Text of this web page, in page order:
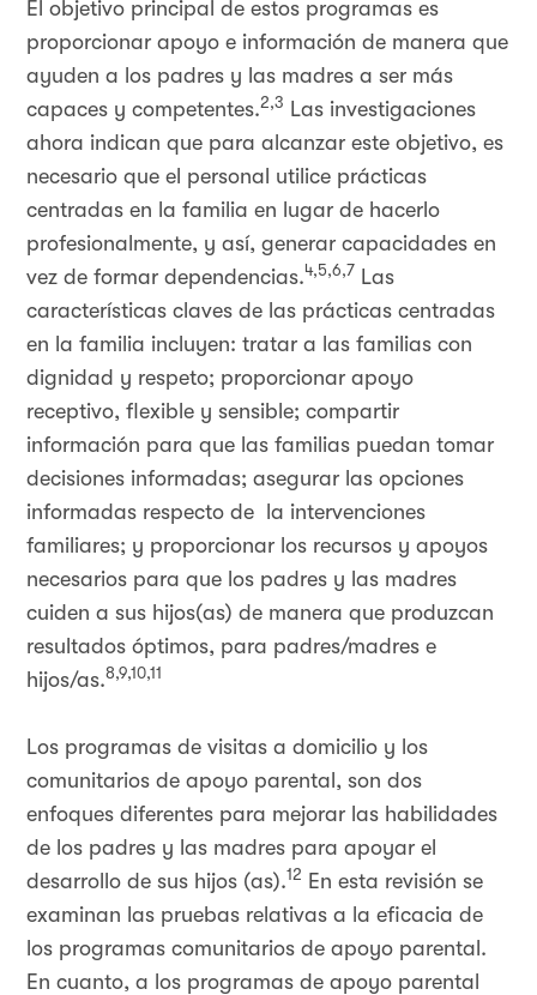
El objetivo principal de estos programas es
proporcionar apoyo e información de manera que
ayuden a los padres y las madres a ser más
capaces y competentes.2,3 Las investigaciones
ahora indican que para alcanzar este objetivo, es
necesario que el personal utilice prácticas
centradas en la familia en lugar de hacerlo
profesionalmente, y así, generar capacidades en
vez de formar dependencias.4,5,6,7 Las
características claves de las prácticas centradas
en la familia incluyen: tratar a las familias con
dignidad y respeto; proporcionar apoyo
receptivo, flexible y sensible; compartir
información para que las familias puedan tomar
decisiones informadas; asegurar las opciones
informadas respecto de la intervenciones
familiares; y proporcionar los recursos y apoyos
necesarios para que los padres y las madres
cuiden a sus hijos(as) de manera que produzcan
resultados óptimos, para padres/madres e
hijos/as.8,9,10,11
Los programas de visitas a domicilio y los
comunitarios de apoyo parental, son dos
enfoques diferentes para mejorar las habilidades
de los padres y las madres para apoyar el
desarrollo de sus hijos (as).12 En esta revisión se
examinan las pruebas relativas a la eficacia de
los programas comunitarios de apoyo parental.
En cuanto, a los programas de apoyo parental